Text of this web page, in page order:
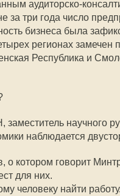
аудиторско-
за три года число
бизнеса была
регионах замечен
Республика и
заместитель научного
наблюдается
котором говорит
для них.
человеку найти